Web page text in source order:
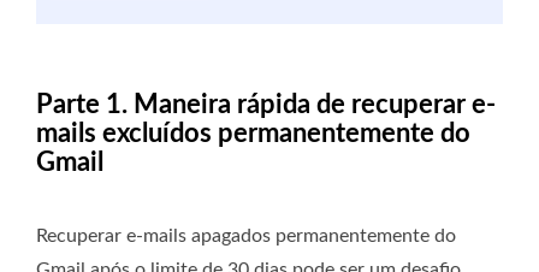
Parte 1. Maneira rápida de recuperar e-
mails excluídos permanentemente do
Gmail
Recuperar e-mails apagados permanentemente do